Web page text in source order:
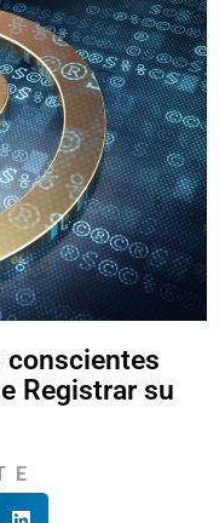
conscientes
Registrar su